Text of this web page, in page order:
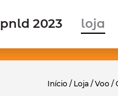
pnld 2023 loja
Início / Loja / Voo /